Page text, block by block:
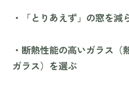
・「とりあえず」の窓を減
・断熱性能の高いガラス（
ガラス）を選ぶ